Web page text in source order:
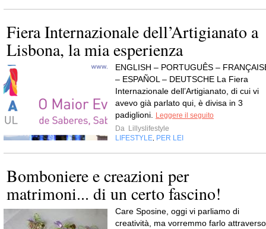
Fiera Internazionale dell’Artigianato a
Lisbona, la mia esperienza
ENGLISH – PORTUGUÊS –
– ESPAÑOL – DEUTSCHE La Fiera
Internazionale dell’Artigianato, di cui vi
avevo già parlato qui, è divisa in 3
padiglioni.
Leggere il seguito
Da Lillyslifestyle
LIFESTYLE PER LEI
Bomboniere e creazioni per
matrimoni... di un certo fascino!
Care Sposine, oggi vi parliamo di
creatività, ma vorremmo farlo attraverso